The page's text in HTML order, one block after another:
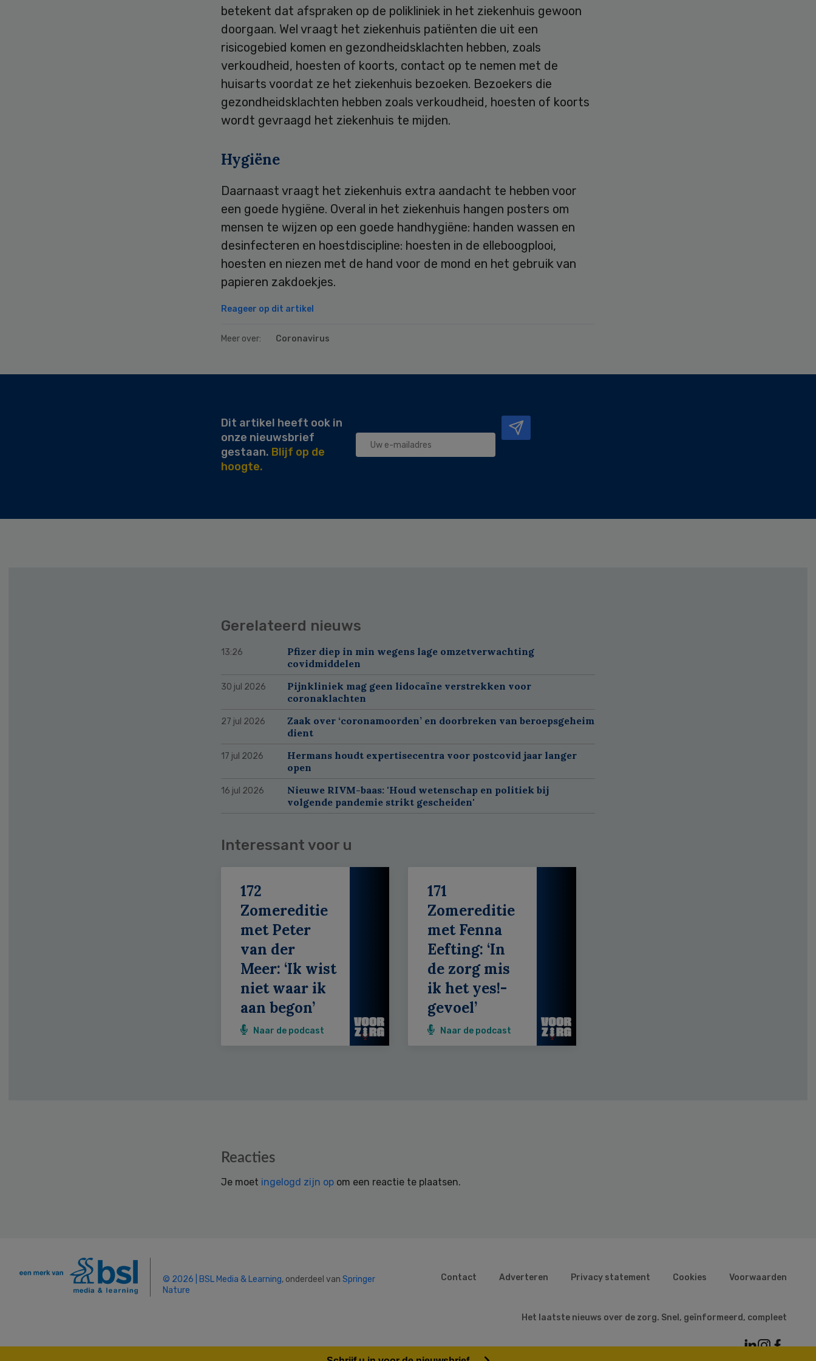
betekent dat afspraken op de polikliniek in het ziekenhuis gewoon
doorgaan. Wel vraagt het ziekenhuis patiënten die uit een
risicogebied komen en gezondheidsklachten hebben, zoals
verkoudheid, hoesten of koorts, contact op te nemen met de
huisarts voordat ze het ziekenhuis bezoeken. Bezoekers die
gezondheidsklachten hebben zoals verkoudheid, hoesten of koorts
wordt gevraagd het ziekenhuis te mijden.
Hygiëne
Daarnaast vraagt het ziekenhuis extra aandacht te hebben voor
een goede hygiëne. Overal in het ziekenhuis hangen posters om
mensen te wijzen op een goede handhygiëne: handen wassen en
desinfecteren en hoestdiscipline: hoesten in de elleboogplooi,
hoesten en niezen met de hand voor de mond en het gebruik van
papieren zakdoekjes.
Reageer op dit artikel
Meer over: Coronavirus
Dit artikel heeft ook in
onze nieuwsbrief
gestaan. Blijf op de
hoogte.
Gerelateerd nieuws
13:26
Pfizer diep in min wegens lage omzetverwachting
covidmiddelen
30 jul 2026
Pijnkliniek mag geen lidocaïne verstrekken voor
coronaklachten
27 jul 2026
Zaak over ‘coronamoorden’ en doorbreken van beroepsgeheim
dient
17 jul 2026
Hermans houdt expertisecentra voor postcovid jaar langer
open
16 jul 2026
Nieuwe RIVM-baas: 'Houd wetenschap en politiek bij
volgende pandemie strikt gescheiden'
Interessant voor u
172
Zomereditie
met Peter
van der
Meer: ‘Ik wist
niet waar ik
aan begon’
Naar de podcast
171
Zomereditie
met Fenna
Eefting: ‘In
de zorg mis
ik het yes!-
gevoel’
Naar de podcast
Reacties
Je moet ingelogd zijn op om een reactie te plaatsen.
© 2026 | BSL Media & Learning, onderdeel van Springer
Nature
Contact Adverteren Privacy statement Cookies Voorwaarden
Het laatste nieuws over de zorg. Snel, geïnformeerd, compleet